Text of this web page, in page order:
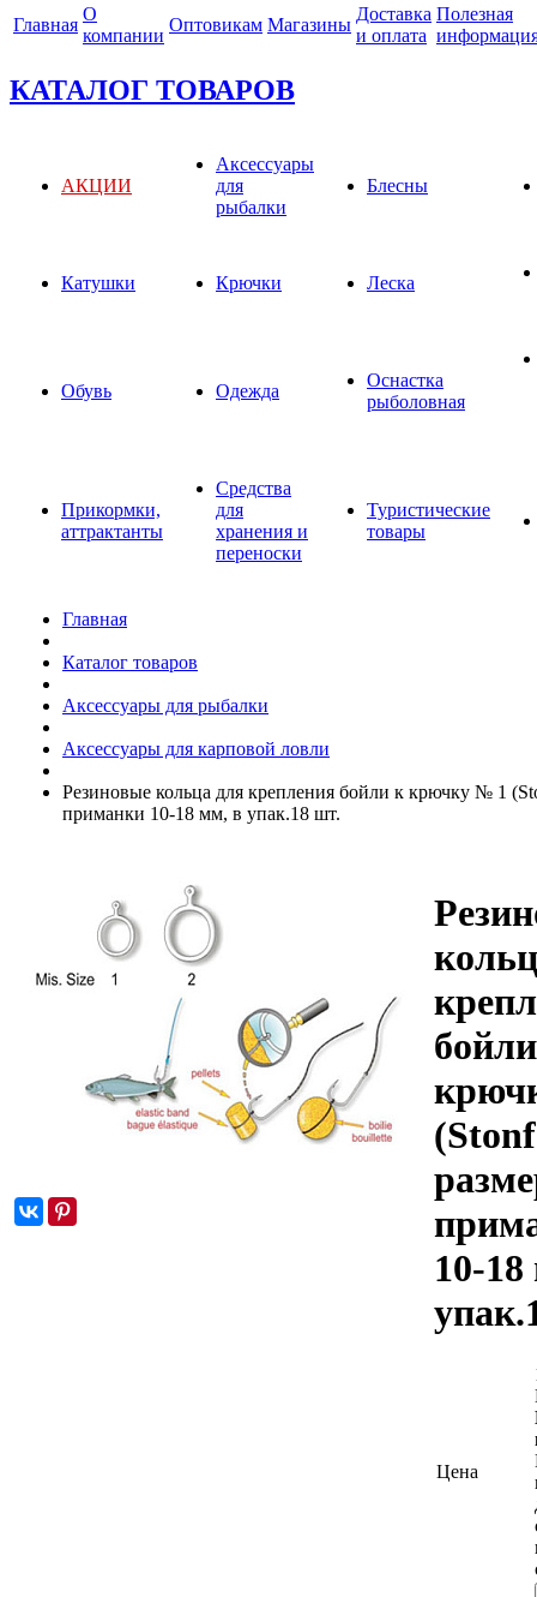
Главная
О
компании
Оптовикам Магазины
Доставка
и оплата
Полезная
КАТАЛОГ ТОВАРОВ
АКЦИИ
Аксессуары
для
рыбалки
Блесны
Катушки Крючки Леска
Обувь Одежда
Оснастка
рыболовная
Прикормки,
аттрактанты
Средства
для
хранения и
переноски
Туристические
товары
Главная
Каталог товаров
Аксессуары для рыбалки
Аксессуары для карповой ловли
Резиновые кольца для крепления бойли к крючку № 1
приманки 10-18 мм, в упак.18 шт.
10-
Цена